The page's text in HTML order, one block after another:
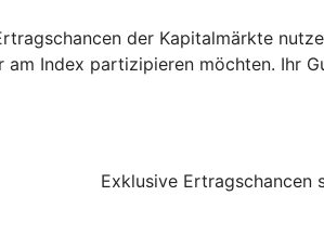
der Kapitalmärkte
am Index partizipieren möchten.
Exklusive Ertragschancen